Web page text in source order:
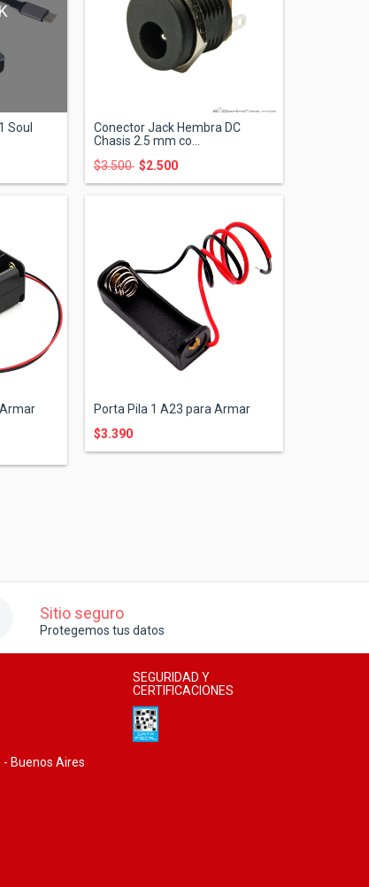
Soul
Conector Jack Hembra DC
Chasis 2.5 mm co...
$3.500 $2.500
Porta Pila 1 A23 para Armar
$3.390
Sitio seguro
Protegemos tus datos
Buenos Aires
SEGURIDAD Y
CERTIFICACIONES